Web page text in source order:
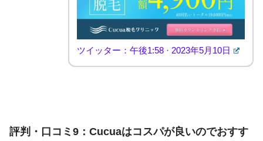
ツイッター：午後1:58 · 2023年5月10日
評判・口コミ9：Cucuaはコスパが良いのでおすす